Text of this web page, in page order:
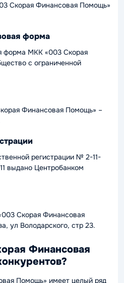
Скорая Финансовая Помощь»
форма
форма МКК «003 Скорая
с ограниченной
Финансовая Помощь» –
регистрации № 2-11-
выдано Центробанком
Скорая Финансовая
ул Володарского, стр 23.
Финансовая
Помощь» имеет целый ряд